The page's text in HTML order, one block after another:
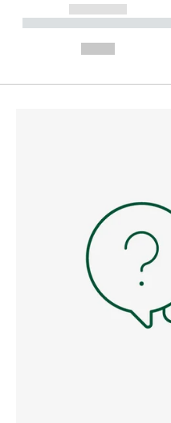
------------
----------- -----------